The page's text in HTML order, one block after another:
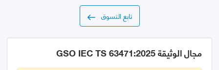
تابع التسوق
مجال الوثيقة GSO IEC TS 63471:2025